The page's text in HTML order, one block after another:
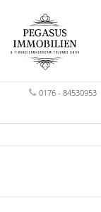
0176 - 84530953